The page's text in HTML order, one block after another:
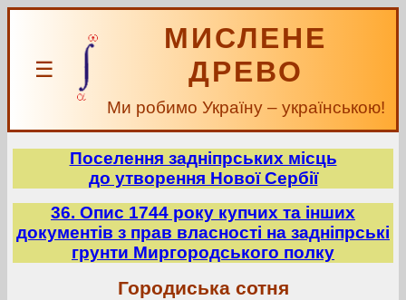
☰
МИСЛЕНЕ
ДРЕВО
Ми робимо Україну – українською!
Поселення задніпрських місць
до утворення Нової Сербії
36. Опис 1744 року купчих та інших
документів з прав власності на задніпрські
грунти Миргородського полку
Городиська сотня